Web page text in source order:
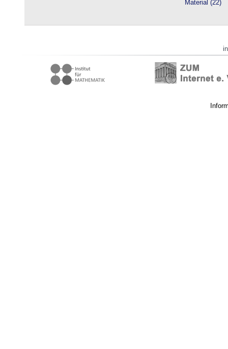
Material (22)